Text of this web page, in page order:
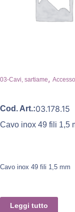
03-Cavi, sartiame,
Cod. Art.:03.178.15
Cavo inox 49 fili 1,5
Cavo inox 49 fili 1,5 mm
Leggi tutto